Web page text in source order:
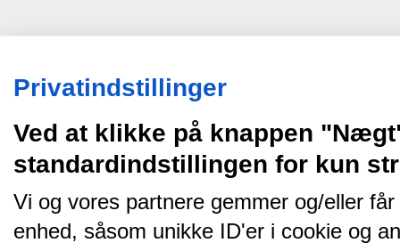
Privatindstillinger
Ved at klikke på knappen
standardindstillingen for kun
Vi og vores partnere gemmer og/eller
enhed, såsom unikke ID'er i cookie og